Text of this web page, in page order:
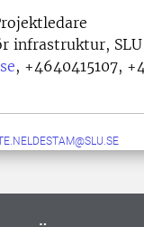
infrastruktur,
, +4640415107,